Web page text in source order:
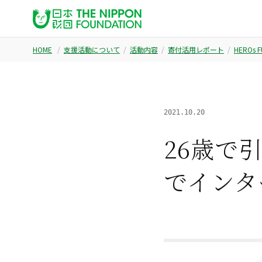
HOME 支援活動について 活動内容 寄付活用レポート HEROs
2021.10.20
26歳で
でイン